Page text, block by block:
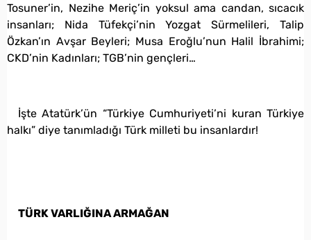
Tosuner’in, Nezihe Meriç’in yoksul ama candan, sıcacık
insanları; Nida Tüfekçi’nin Yozgat Sürmelileri, Talip
Özkan’ın Avşar Beyleri; Musa Eroğlu’nun Halil İbrahimi;
CKD’nin Kadınları; TGB’nin gençleri…
İşte Atatürk’ün “Türkiye Cumhuriyeti’ni kuran Türkiye
halkı” diye tanımladığı Türk milleti bu insanlardır!
TÜRK VARLIĞINA ARMAĞAN